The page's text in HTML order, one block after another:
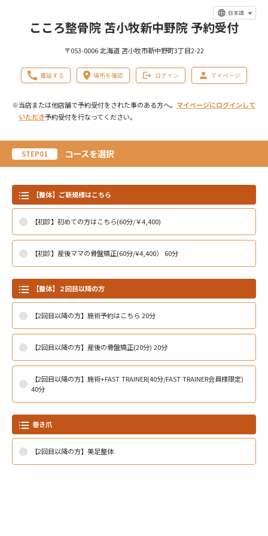
日本語
こころ整骨院 苫小牧新中野院 予約受付
〒053-0006 北海道 苫小牧市新中野町3丁目2-22
電話する 場所を確認 ログイン マイページ
※当店または他店舗で予約受付をされた事のある方へ。 マイページにログインして
いただき予約受付を行なってください。
STEP01 コースを選択
【整体】ご新規様はこちら
【初診】初めての方はこちら(60分/￥4,400)
【初診】産後ママの骨盤矯正(60分/¥4,400） 60分
【整体】２回目以降の方
【2回目以降の方】施術予約はこちら 20分
【2回目以降の方】産後の骨盤矯正(20分) 20分
【2回目以降の方】施術+FAST TRAINER(40分/FAST TRAINER会員様限定)
40分
巻き爪
【2回目以降の方】美足整体